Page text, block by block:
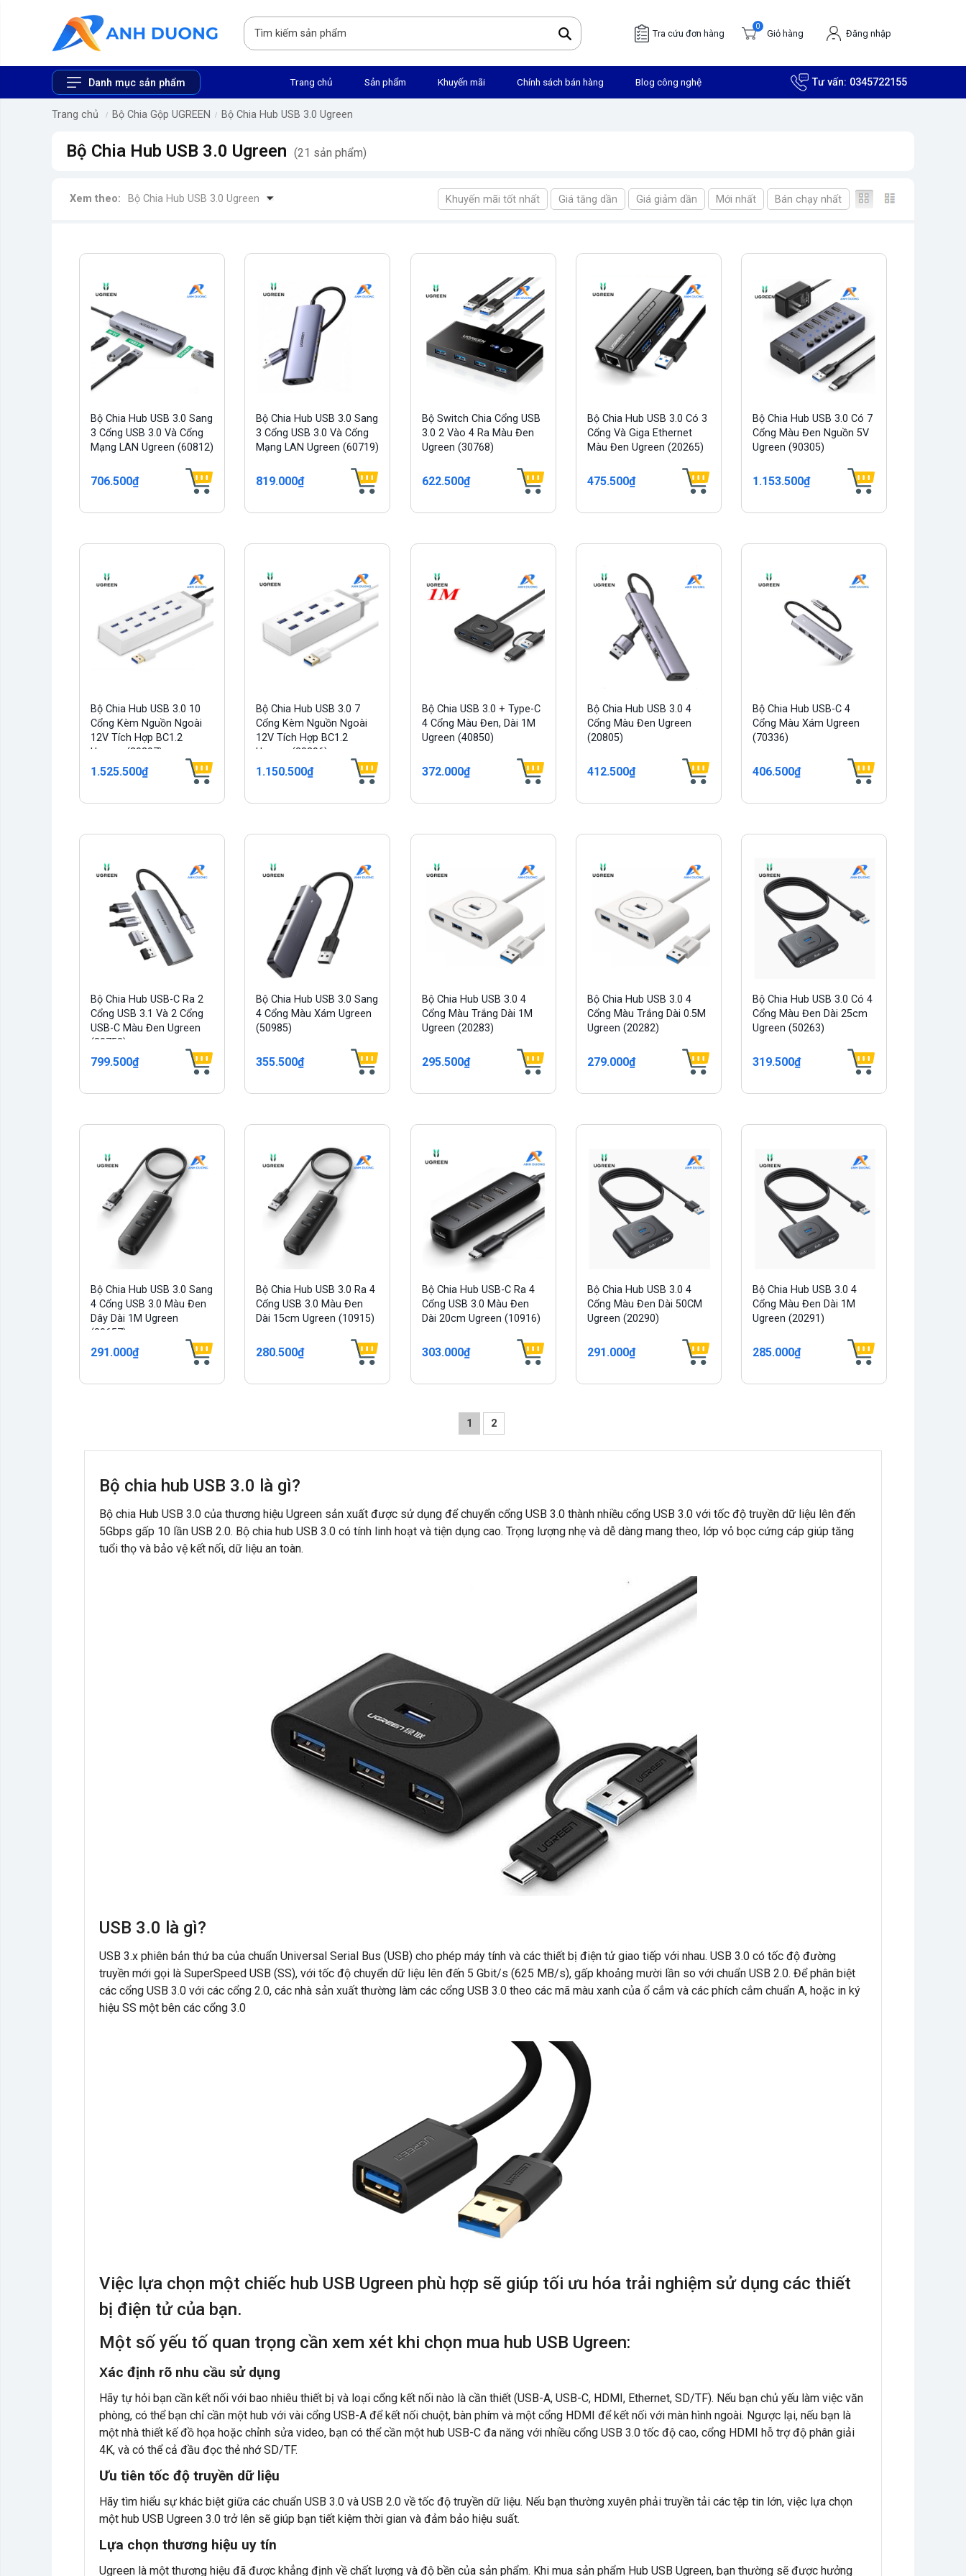
Tra cứu đơn hàng
0
Giỏ hàng Đăng nhập
Danh mục sản phẩm Trang chủ Sản phẩm Khuyến mãi Chính sách bán hàng Blog công nghệ Tư vấn: 0345722155
Trang chủ Bộ Chia Gộp UGREEN Bộ Chia Hub USB 3.0 Ugreen
Bộ Chia Hub USB 3.0 Ugreen (21 sản phẩm)
Xem theo: Bộ Chia Hub USB 3.0 Ugreen Khuyến mãi tốt nhất Giá tăng dần Giá giảm dần Mới nhất Bán chạy nhất
Bộ Chia Hub USB 3.0 Sang
3 Cổng USB 3.0 Và Cổng
Mạng LAN Ugreen (60812)
706.500₫
Bộ Chia Hub USB 3.0 Sang
3 Cổng USB 3.0 Và Cổng
Mạng LAN Ugreen (60719)
819.000₫
Bộ Switch Chia Cổng USB
3.0 2 Vào 4 Ra Màu Đen
Ugreen (30768)
622.500₫
Bộ Chia Hub USB 3.0 Có 3
Cổng Và Giga Ethernet
Màu Đen Ugreen (20265)
475.500₫
Bộ Chia Hub USB 3.0 Có 7
Cổng Màu Đen Nguồn 5V
Ugreen (90305)
1.153.500₫
Bộ Chia Hub USB 3.0 10
Cổng Kèm Nguồn Ngoài
12V Tích Hợp BC1.2
Ugreen (20297)
1.525.500₫
Bộ Chia Hub USB 3.0 7
Cổng Kèm Nguồn Ngoài
12V Tích Hợp BC1.2
Ugreen (20296)
1.150.500₫
Bộ Chia USB 3.0 + Type-C
4 Cổng Màu Đen, Dài 1M
Ugreen (40850)
372.000₫
Bộ Chia Hub USB 3.0 4
Cổng Màu Đen Ugreen
(20805)
412.500₫
Bộ Chia Hub USB-C 4
Cổng Màu Xám Ugreen
(70336)
406.500₫
Bộ Chia Hub USB-C Ra 2
Cổng USB 3.1 Và 2 Cổng
USB-C Màu Đen Ugreen
(30758)
799.500₫
Bộ Chia Hub USB 3.0 Sang
4 Cổng Màu Xám Ugreen
(50985)
355.500₫
Bộ Chia Hub USB 3.0 4
Cổng Màu Trắng Dài 1M
Ugreen (20283)
295.500₫
Bộ Chia Hub USB 3.0 4
Cổng Màu Trắng Dài 0.5M
Ugreen (20282)
279.000₫
Bộ Chia Hub USB 3.0 Có 4
Cổng Màu Đen Dài 25cm
Ugreen (50263)
319.500₫
Bộ Chia Hub USB 3.0 Sang
4 Cổng USB 3.0 Màu Đen
Dây Dài 1M Ugreen
(80657)
291.000₫
Bộ Chia Hub USB 3.0 Ra 4
Cổng USB 3.0 Màu Đen
Dài 15cm Ugreen (10915)
280.500₫
Bộ Chia Hub USB-C Ra 4
Cổng USB 3.0 Màu Đen
Dài 20cm Ugreen (10916)
303.000₫
Bộ Chia Hub USB 3.0 4
Cổng Màu Đen Dài 50CM
Ugreen (20290)
291.000₫
Bộ Chia Hub USB 3.0 4
Cổng Màu Đen Dài 1M
Ugreen (20291)
285.000₫
1 2
Bộ chia hub USB 3.0 là gì?
Bộ chia Hub USB 3.0 của thương hiệu Ugreen sản xuất được sử dụng để chuyển cổng USB 3.0 thành nhiều cổng USB 3.0 với tốc độ truyền dữ liệu lên đến
5Gbps gấp 10 lần USB 2.0. Bộ chia hub USB 3.0 có tính linh hoạt và tiện dụng cao. Trọng lượng nhẹ và dễ dàng mang theo, lớp vỏ bọc cứng cáp giúp tăng
tuổi thọ và bảo vệ kết nối, dữ liệu an toàn.
USB 3.0 là gì?
USB 3.x phiên bản thứ ba của chuẩn Universal Serial Bus (USB) cho phép máy tính và các thiết bị điện tử giao tiếp với nhau. USB 3.0 có tốc độ đường
truyền mới gọi là SuperSpeed USB (SS), với tốc độ chuyển dữ liệu lên đến 5 Gbit/s (625 MB/s), gấp khoảng mười lần so với chuẩn USB 2.0. Để phân biệt
các cổng USB 3.0 với các cổng 2.0, các nhà sản xuất thường làm các cổng USB 3.0 theo các mã màu xanh của ổ cắm và các phích cắm chuẩn A, hoặc in ký
hiệu SS một bên các cổng 3.0
Việc lựa chọn một chiếc hub USB Ugreen phù hợp sẽ giúp tối ưu hóa trải nghiệm sử dụng các thiết
bị điện tử của bạn.
Một số yếu tố quan trọng cần xem xét khi chọn mua hub USB Ugreen:
Xác định rõ nhu cầu sử dụng
Hãy tự hỏi bạn cần kết nối với bao nhiêu thiết bị và loại cổng kết nối nào là cần thiết (USB-A, USB-C, HDMI, Ethernet, SD/TF). Nếu bạn chủ yếu làm việc văn
phòng, có thể bạn chỉ cần một hub với vài cổng USB-A để kết nối chuột, bàn phím và một cổng HDMI để kết nối với màn hình ngoài. Ngược lại, nếu bạn là
một nhà thiết kế đồ họa hoặc chỉnh sửa video, bạn có thể cần một hub USB-C đa năng với nhiều cổng USB 3.0 tốc độ cao, cổng HDMI hỗ trợ độ phân giải
4K, và có thể cả đầu đọc thẻ nhớ SD/TF.
Ưu tiên tốc độ truyền dữ liệu
Hãy tìm hiểu sự khác biệt giữa các chuẩn USB 3.0 và USB 2.0 về tốc độ truyền dữ liệu. Nếu bạn thường xuyên phải truyền tải các tệp tin lớn, việc lựa chọn
một hub USB Ugreen 3.0 trở lên sẽ giúp bạn tiết kiệm thời gian và đảm bảo hiệu suất.
Lựa chọn thương hiệu uy tín
Ugreen là một thương hiệu đã được khẳng định về chất lượng và độ bền của sản phẩm. Khi mua sản phẩm Hub USB Ugreen, bạn thường sẽ được hưởng